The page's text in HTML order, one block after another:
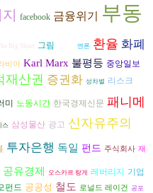
facebook 금융위기 부동
The Big Short 그림 엔론 환율 화폐
비아 Karl Marx 불평등 중앙일보
재산권 증권화 성차별 리스크
미 노동시간 한국경제신문 패니메
스 삼성물산 광고 신자유주의
투자은행 독일 펀드 주식회사 재
공유경제 오스카르 랑게 레버리지 기업
펀드 공공성 철도 로널드 레이건 공포